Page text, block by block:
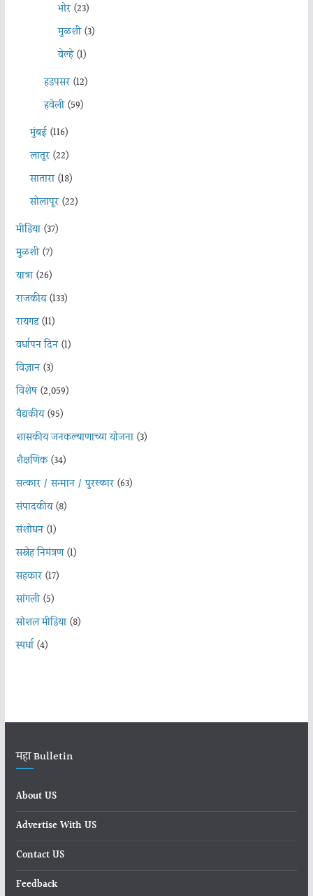
भोर(23)
मुळशी(3)
वेल्हे(1)
हडपसर(12)
हवेली(59)
मुंबई(116)
लातूर(22)
सातारा(18)
सोलापूर(22)
मीडिया(37)
मुळशी(7)
यात्रा(26)
राजकीय(133)
रायगड(11)
वर्धापन दिन(1)
विज्ञान(3)
विशेष(2,059)
वैद्यकीय(95)
शासकीय जनकल्याणाच्या योजना(3)
शैक्षणिक(34)
सत्कार / सन्मान / पुरस्कार(63)
संपादकीय(8)
संशोधन(1)
सस्नेह निमंत्रण(1)
सहकार(17)
सांगली(5)
सोशल मीडिया(8)
स्पर्धा(4)
महा Bulletin
About US
Advertise With US
Contact US
Feedback